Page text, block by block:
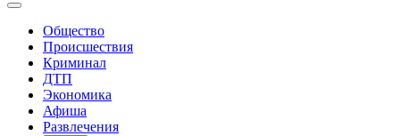
Общество
Происшествия
Криминал
ДТП
Экономика
Афиша
Развлечения